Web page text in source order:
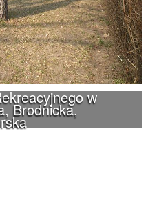
w
Brodnicka,